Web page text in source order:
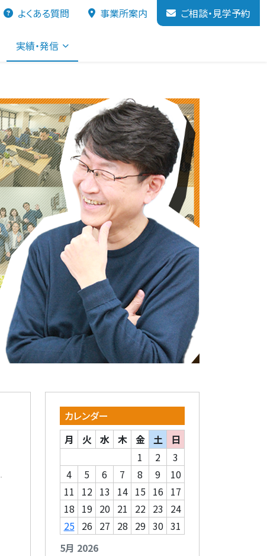
よくある質問 事業所案内 ご相談・見学予約
実績・発信
カレンダー
5月 2026
月 火 水 木 金 土
日
1
2
3
4
5 6 7 8 9
10
11
12 13 14 15 16 17
18 19 20 21 22 23 24
25 26 27 28 29 30 31